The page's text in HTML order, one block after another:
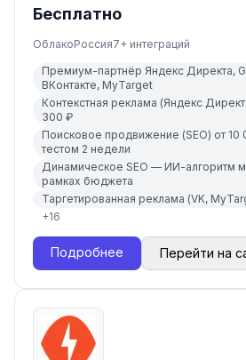
Бесплатно
ОблакоРоссия7+ интеграций
Премиум-партнёр Яндекс Директа,
ВКонтакте, MyTarget
Контекстная реклама (Яндекс
300 ₽
Поисковое продвижение (SEO) от 10
тестом 2 недели
Динамическое SEO — ИИ-алгоритм
рамках бюджета
Таргетированная реклама (VK,
+16
Подробнее Перейти на